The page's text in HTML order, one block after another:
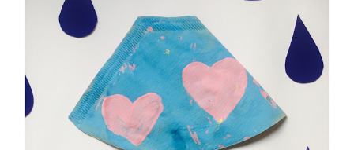
aufgehübscht. Ich liebe es immer, wenn auch eine Sonnenbrille
zum Kostüm passt. Im besten Fall ist ja auch beim
Karnevalszug gutes Wetter und Sonnenschein. Als Oberteil für
das Entenkostüm habe ich ein altes blaues T-Shirt verwendet
und einfach mit ein paar geplotteten Badeenten (gibt´s zuhauf
lizenzfrei) und dem Spruch "Ente gut, alles gut" versehen. So
sah das Kostüm dann in Gänze und outdoor aus. Es gab